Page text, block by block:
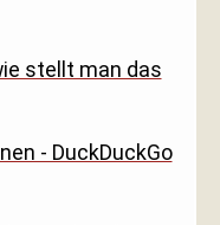
stellt man das
- DuckDuckGo